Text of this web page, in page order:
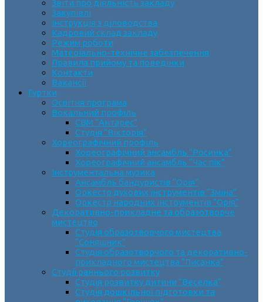
Звіти про діяльність закладу
Закупівлі
Інструкція з діловодства
Кадровий склад закладу
Режим роботи
Матеріально-технічне забезпечення
Правила прийому та поведінки
Контакти
Вакансії
Гуртки
Освітня програма
Вокальний профіль
СВМ “Антарес”
Студія “Вікторія”
Хореографічний профіль
Хореографічний ансамбль “Росинка”
Хореографічний ансамбль “Час пік”
Інструментальна музика
Ансамбль бандуристів “Орія”
Оркестр духових інструментів “Зміна”
Оркестр народних інструментів “Орія”
Декоративно-прикладне та образотворче
мистецтво
Cтудія образотворчого мистецтва
“Соняшник”
Студія образотворчого та декоративно-
прикладного мистецтва “Писанка”
Студії раннього розвитку
Студія розвитку дитини “Веселка”
Студія дошкільної підготовки та